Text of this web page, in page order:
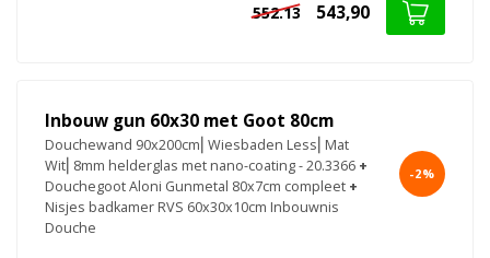
552.13 543,90
Inbouw gun 60x30 met Goot 80cm
Douchewand 90x200cm⎢Wiesbaden Less⎢Mat
Wit⎢8mm helderglas met nano-coating - 20.3366 +
Douchegoot Aloni Gunmetal 80x7cm compleet +
Nisjes badkamer RVS 60x30x10cm Inbouwnis
Douche
-2%